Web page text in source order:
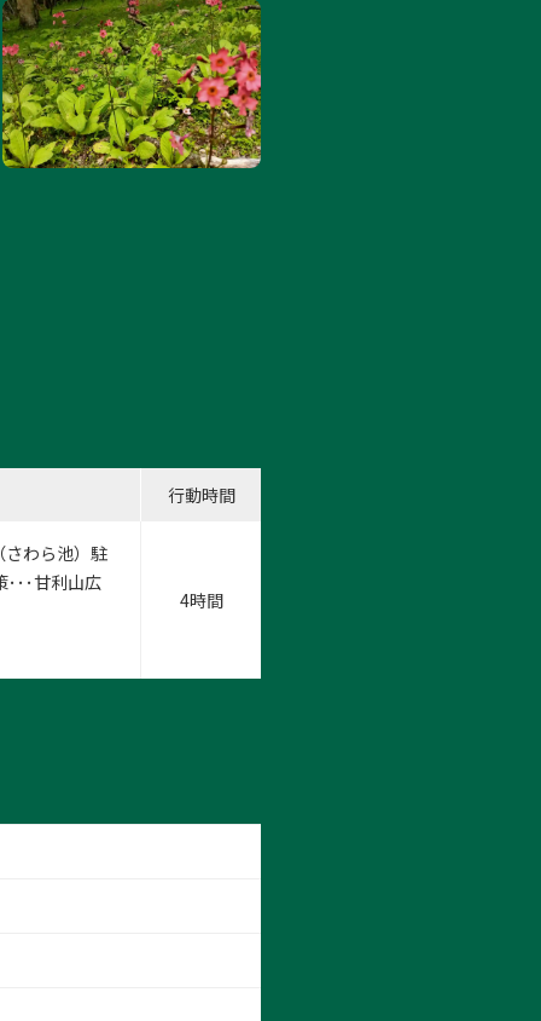
行動時間
さわら池）駐
･･･甘利山広
4時間